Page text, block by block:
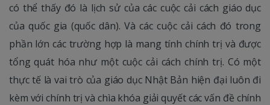
có thể thấy đó là lịch sử của các cuộc cải cách giáo dục
của quốc gia (quốc dân). Và các cuộc cải cách đó trong
phần lớn các trường hợp là mang tính chính trị và được
tổng quát hóa như một cuộc cải cách chính trị. Có một
thực tế là vai trò của giáo dục Nhật Bản hiện đại luôn đi
kèm với chính trị và chìa khóa giải quyết các vấn đề chính